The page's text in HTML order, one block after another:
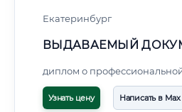
Екатеринбург
ВЫДАВАЕМЫЙ
диплом о
Узнать цену Написать в Max